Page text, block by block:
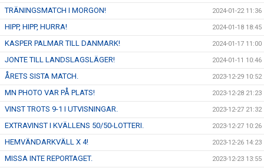
TRÄNINGSMATCH I MORGON! 2024-01-22 11:36
HIPP, HIPP, HURRA! 2024-01-18 18:45
KASPER PALMAR TILL DANMARK! 2024-01-17 11:00
JONTE TILL LANDSLAGSLÄGER! 2024-01-11 10:46
ÅRETS SISTA MATCH. 2023-12-29 10:52
MN PHOTO VAR PÅ PLATS! 2023-12-28 21:23
VINST TROTS 9-1 I UTVISNINGAR. 2023-12-27 21:32
EXTRAVINST I KVÄLLENS 50/50-LOTTERI. 2023-12-27 10:26
HEMVÄNDARKVÄLL X 4! 2023-12-26 14:23
MISSA INTE REPORTAGET. 2023-12-23 13:55